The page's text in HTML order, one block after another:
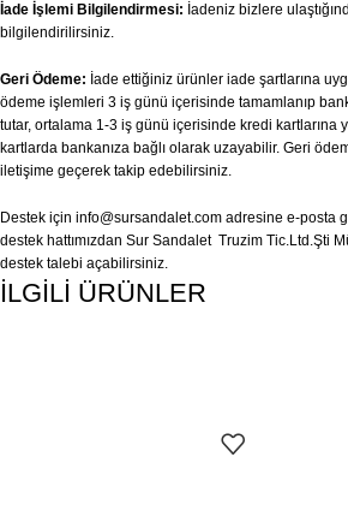
İade İşlemi Bilgilendirmesi: İadeniz bizlere
bilgilendirilirsiniz.
Geri Ödeme: İade ettiğiniz ürünler iade şartlarına
ödeme işlemleri 3 iş günü içerisinde tamamlanıp
tutar, ortalama 1-3 iş günü içerisinde kredi kartlarına
kartlarda bankanıza bağlı olarak uzayabilir. Geri
iletişime geçerek takip edebilirsiniz.
Destek için info@sursandalet.com adresine e-posta
destek hattımızdan Sur Sandalet Truzim Tic.Ltd.Şti
destek talebi açabilirsiniz.
İLGİLİ ÜRÜNLER